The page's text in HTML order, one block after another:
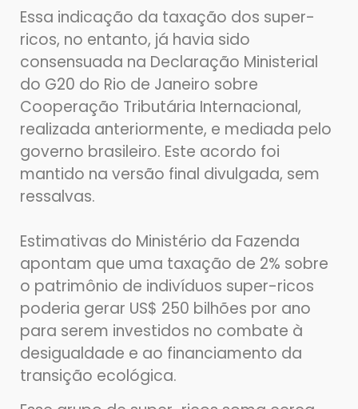
Essa indicação da taxação dos super-
ricos, no entanto, já havia sido
consensuada na Declaração Ministerial
do G20 do Rio de Janeiro sobre
Cooperação Tributária Internacional,
realizada anteriormente, e mediada pelo
governo brasileiro. Este acordo foi
mantido na versão final divulgada, sem
ressalvas.
Estimativas do Ministério da Fazenda
apontam que uma taxação de 2% sobre
o patrimônio de indivíduos super-ricos
poderia gerar US$ 250 bilhões por ano
para serem investidos no combate à
desigualdade e ao financiamento da
transição ecológica.